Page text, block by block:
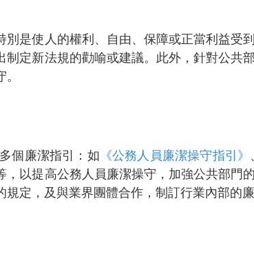
是使人的權利、自由、保障或正當利益受
定新法規的勸喻或建議。此外，針對公共
個廉潔指引：如 《公務人員廉潔操守指引》 、
，以提高公務人員廉潔操守，加強公共部門
定，及與業界團體合作，制訂行業內部的廉